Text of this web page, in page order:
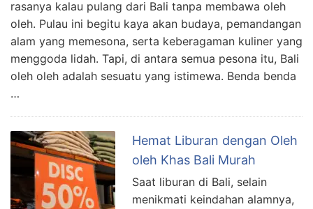
rasanya kalau pulang dari Bali tanpa membawa oleh
oleh. Pulau ini begitu kaya akan budaya, pemandangan
alam yang memesona, serta keberagaman kuliner yang
menggoda lidah. Tapi, di antara semua pesona itu, Bali
oleh oleh adalah sesuatu yang istimewa. Benda benda
…
Hemat Liburan dengan Oleh
oleh Khas Bali Murah
Saat liburan di Bali, selain
menikmati keindahan alamnya,